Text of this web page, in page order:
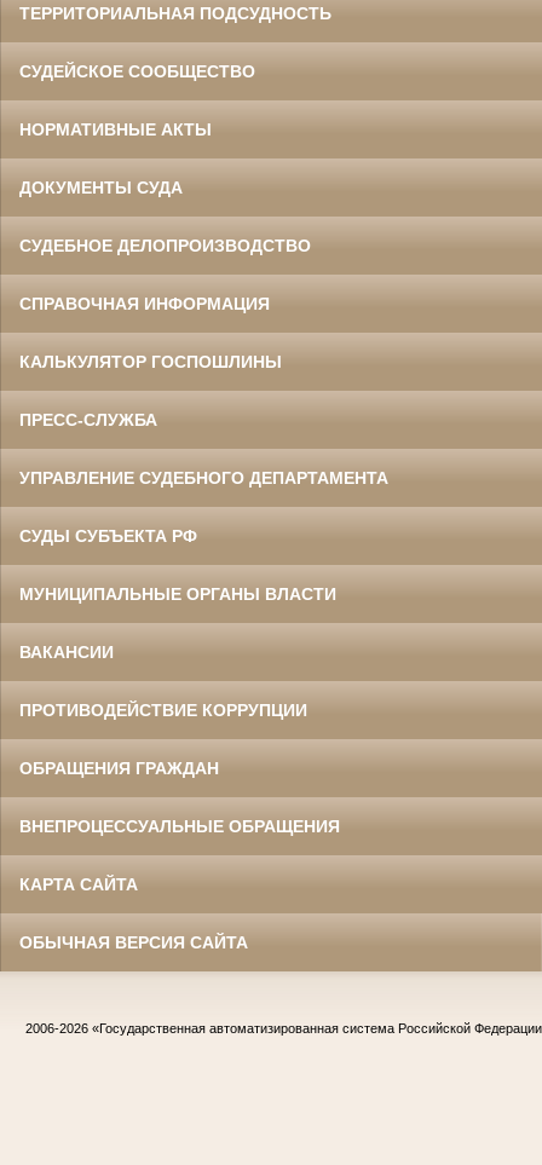
ТЕРРИТОРИАЛЬНАЯ ПОДСУДНОСТЬ
СУДЕЙСКОЕ СООБЩЕСТВО
НОРМАТИВНЫЕ АКТЫ
ДОКУМЕНТЫ СУДА
СУДЕБНОЕ ДЕЛОПРОИЗВОДСТВО
СПРАВОЧНАЯ ИНФОРМАЦИЯ
КАЛЬКУЛЯТОР ГОСПОШЛИНЫ
ПРЕСС-СЛУЖБА
УПРАВЛЕНИЕ СУДЕБНОГО ДЕПАРТАМЕНТА
СУДЫ СУБЪЕКТА РФ
МУНИЦИПАЛЬНЫЕ ОРГАНЫ ВЛАСТИ
ВАКАНСИИ
ПРОТИВОДЕЙСТВИЕ КОРРУПЦИИ
ОБРАЩЕНИЯ ГРАЖДАН
ВНЕПРОЦЕССУАЛЬНЫЕ ОБРАЩЕНИЯ
КАРТА САЙТА
ОБЫЧНАЯ ВЕРСИЯ САЙТА
2006-2026 «Государственная автоматизированная система Российской